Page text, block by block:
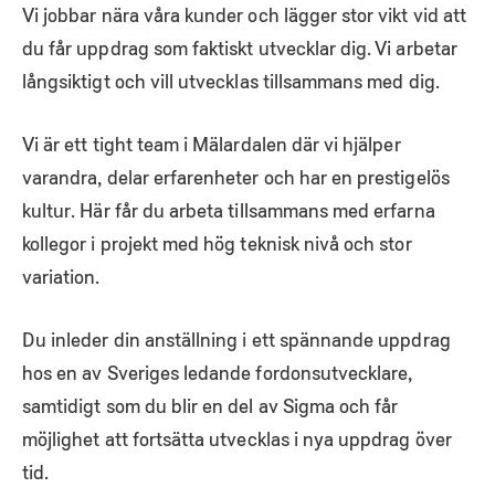
Vi jobbar nära våra kunder och lägger stor vikt vid att
du får uppdrag som faktiskt utvecklar dig. Vi arbetar
långsiktigt och vill utvecklas tillsammans med dig.
Vi är ett tight team i Mälardalen där vi hjälper
varandra, delar erfarenheter och har en prestigelös
kultur. Här får du arbeta tillsammans med erfarna
kollegor i projekt med hög teknisk nivå och stor
variation.
Du inleder din anställning i ett spännande uppdrag
hos en av Sveriges ledande fordonsutvecklare,
samtidigt som du blir en del av Sigma och får
möjlighet att fortsätta utvecklas i nya uppdrag över
tid.